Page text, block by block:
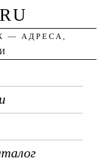
— АДРЕСА,